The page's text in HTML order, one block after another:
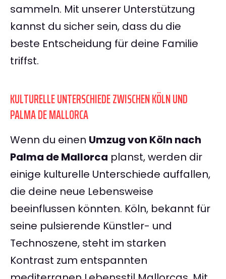
sammeln. Mit unserer Unterstützung
kannst du sicher sein, dass du die
beste Entscheidung für deine Familie
triffst.
KULTURELLE UNTERSCHIEDE ZWISCHEN KÖLN UND
PALMA DE MALLORCA
Wenn du einen Umzug von Köln nach
Palma de Mallorca planst, werden dir
einige kulturelle Unterschiede auffallen,
die deine neue Lebensweise
beeinflussen könnten. Köln, bekannt für
seine pulsierende Künstler- und
Technoszene, steht im starken
Kontrast zum entspannten